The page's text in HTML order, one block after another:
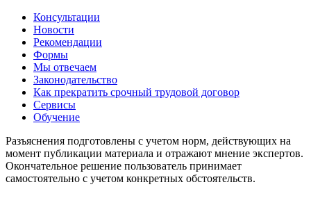
Консультации
Новости
Рекомендации
Формы
Мы отвечаем
Законодательство
Как прекратить срочный трудовой договор
Сервисы
Обучение
Разъяснения подготовлены с учетом норм, действующих на
момент публикации материала и отражают мнение экспертов.
Окончательное решение пользователь принимает
самостоятельно с учетом конкретных обстоятельств.